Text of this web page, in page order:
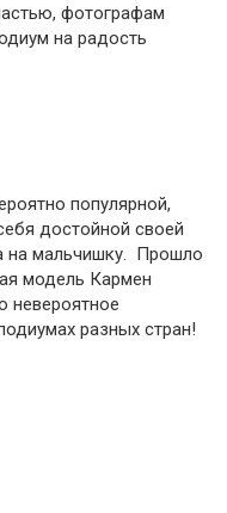
фотографам
на радость
популярной,
достойной своей
на мальчишку. Прошло
модель Кармен
невероятное
разных стран!